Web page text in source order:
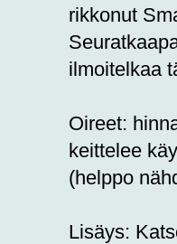
rikkonut
ilmoitelkaa
Oireet:
keittelee
(helppo
Lisäys: